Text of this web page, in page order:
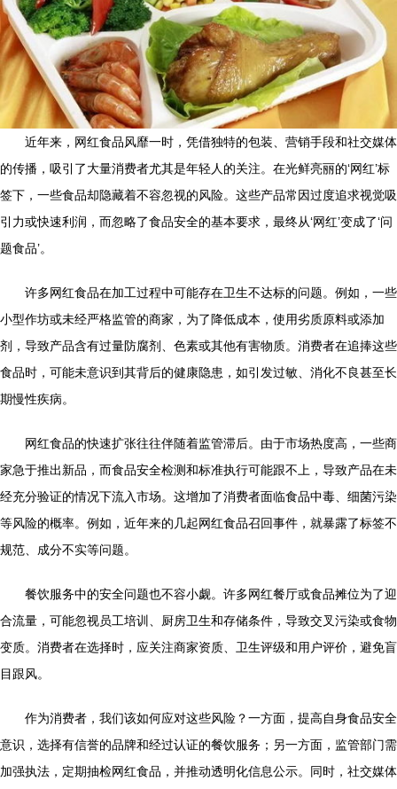
近年来，网红食品风靡一时，凭借独特的包装、营销手段和社交媒体
的传播，吸引了大量消费者尤其是年轻人的关注。在光鲜亮丽的‘网红’标
签下，一些食品却隐藏着不容忽视的风险。这些产品常因过度追求视觉吸
引力或快速利润，而忽略了食品安全的基本要求，最终从‘网红’变成了‘问
题食品’。
许多网红食品在加工过程中可能存在卫生不达标的问题。例如，一些
小型作坊或未经严格监管的商家，为了降低成本，使用劣质原料或添加
剂，导致产品含有过量防腐剂、色素或其他有害物质。消费者在追捧这些
食品时，可能未意识到其背后的健康隐患，如引发过敏、消化不良甚至长
期慢性疾病。
网红食品的快速扩张往往伴随着监管滞后。由于市场热度高，一些商
家急于推出新品，而食品安全检测和标准执行可能跟不上，导致产品在未
经充分验证的情况下流入市场。这增加了消费者面临食品中毒、细菌污染
等风险的概率。例如，近年来的几起网红食品召回事件，就暴露了标签不
规范、成分不实等问题。
餐饮服务中的安全问题也不容小觑。许多网红餐厅或食品摊位为了迎
合流量，可能忽视员工培训、厨房卫生和存储条件，导致交叉污染或食物
变质。消费者在选择时，应关注商家资质、卫生评级和用户评价，避免盲
目跟风。
作为消费者，我们该如何应对这些风险？一方面，提高自身食品安全
意识，选择有信誉的品牌和经过认证的餐饮服务；另一方面，监管部门需
加强执法，定期抽检网红食品，并推动透明化信息公示。同时，社交媒体